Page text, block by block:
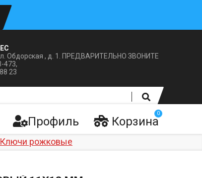
Обдорская , д. 1. ПРЕДВАРИТЕЛЬНО ЗВОНИТЕ
473,
23
Корзина
0
Профиль
Ключи рожковые